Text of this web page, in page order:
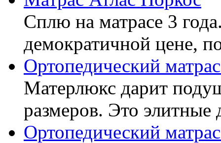
Сплю на матрасе 3
демократичной цене,
Ортопедический
Матерлюкс дарит
размеров. Это элитные
Ортопедический